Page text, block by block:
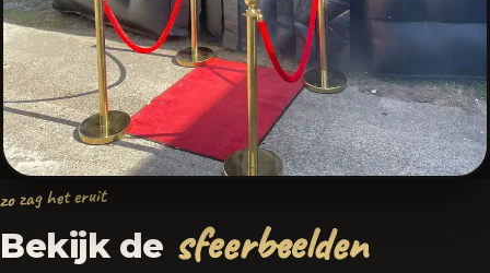
zo zag het eruit
Bekijk de sfeerbeelden